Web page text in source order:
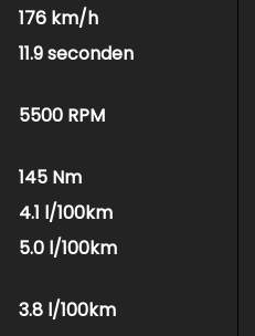
176 km/h
11.9 seconden
5500 RPM
145 Nm
4.1 l/100km
5.0 l/100km
3.8 l/100km